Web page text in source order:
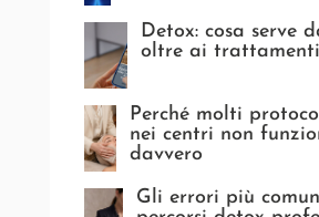
Detox: cosa serve
oltre ai trattamenti
Perché molti
nei centri non
davvero
Gli errori più